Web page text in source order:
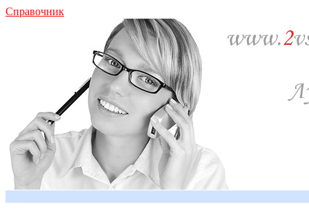
Справочник